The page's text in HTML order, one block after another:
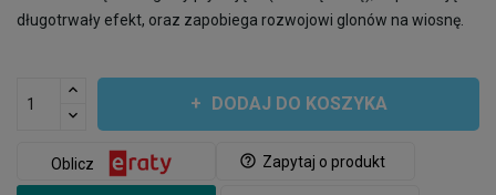
długotrwały efekt, oraz zapobiega rozwojowi glonów na wiosnę.
DODAJ DO KOSZYKA
help_outline Zapytaj o produkt
Oblicz